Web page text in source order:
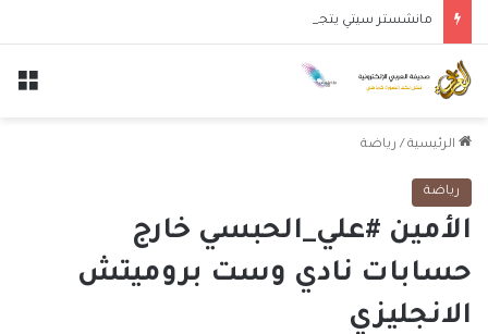
الرئيسية / رياضة
رياضة
الأمين #علي_الحبسي خارج
حسابات نادي وست بروميتش
الانجليزي